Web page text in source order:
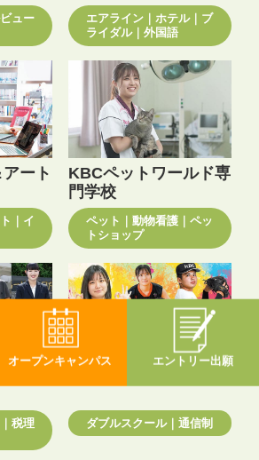
オープンキャンパス エントリー出願
ュー
エアライン｜ホテル｜ブ
ライダル｜外国語
ート
｜イ
KBCペットワールド専
門学校
ペット｜動物看護｜ペッ
トショップ
税理
ダブルスクール｜通信制